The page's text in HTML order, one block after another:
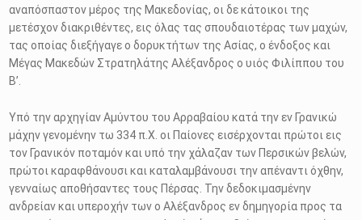
αναπόσπαστον μέρος της Μακεδονίας, οι δε κάτοικοι της
μετέσχον διακριθέντες, εις όλας τας σπουδαιοτέρας των μαχών,
τας οποίας διεξήγαγε ο δορυκτήτων της Ασίας, ο ένδοξος και
Μέγας Μακεδών Στρατηλάτης Αλέξανδρος ο υιός Φιλίππου του
Β’.
Υπό την αρχηγίαν Αμύντου του Αρραβαίου κατά την εν Γρανικώ
μάχην γενομένην τω 334 π.Χ. οι Παίονες εισέρχονται πρώτοι εις
τον Γρανικόν ποταμόν και υπό την χάλαζαν των Περσικών βελών,
πρώτοι καραφθάνουσι και καταλαμβάνουσι την απέναντι όχθην,
γενναίως αποθήσαντες τους Πέρσας. Την δεδοκιμασμένην
ανδρείαν και υπεροχήν των ο Αλέξανδρος εν δημηγορία προς τα